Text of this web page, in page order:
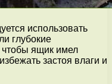
использовать
глубокие
ящик имел
застоя влаги и